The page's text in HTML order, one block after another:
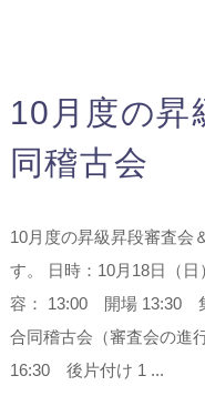
10月度の昇
同稽古会
10月度の昇級昇段審査会
す。 日時：10月18日（
容： 13:00 開場 13:30
合同稽古会（審査会の進
16:30 後片付け 1 ...